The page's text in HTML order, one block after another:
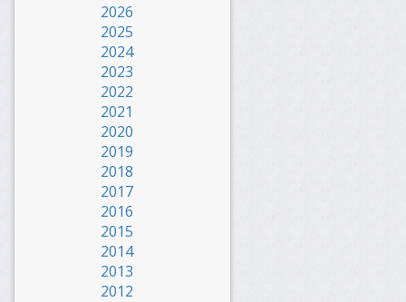
2026
2025
2024
2023
2022
2021
2020
2019
2018
2017
2016
2015
2014
2013
2012